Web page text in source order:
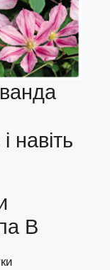
навіть
В